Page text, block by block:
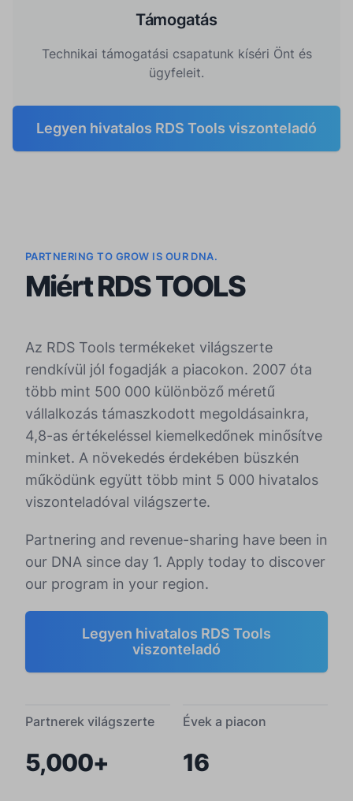
Támogatás
Technikai támogatási csapatunk kíséri Önt és
ügyfeleit.
Legyen hivatalos RDS Tools viszonteladó
PARTNERING TO GROW IS OUR DNA.
Miért RDS TOOLS
Az RDS Tools termékeket világszerte
rendkívül jól fogadják a piacokon. 2007 óta
több mint 500 000 különböző méretű
vállalkozás támaszkodott megoldásainkra,
4,8-as értékeléssel kiemelkedőnek minősítve
minket. A növekedés érdekében büszkén
működünk együtt több mint 5 000 hivatalos
viszonteladóval világszerte.
Partnering and revenue-sharing have been in
our DNA since day 1. Apply today to discover
our program in your region.
Legyen hivatalos RDS Tools
viszonteladó
Partnerek világszerte
5,000+
Évek a piacon
16